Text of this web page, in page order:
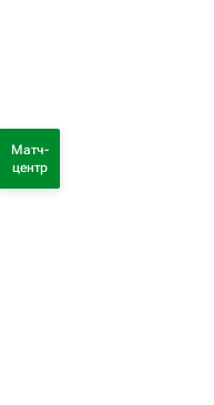
Матч-
центр